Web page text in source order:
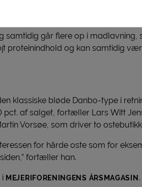
maden hænger sammen med den
går flere op i madlavning,
proteinindhold og kan samtidig
klassiske bløde Danbo-type i
af salget, fortæller Lars Witt
Vorsøe, som driver to
for hårde oste som for
fortæller han.
i MEJERIFORENINGENS ÅRSMAGASIN .